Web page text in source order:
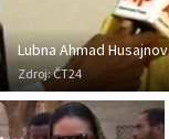
Lubna Ahmad
Zdroj:ČT24